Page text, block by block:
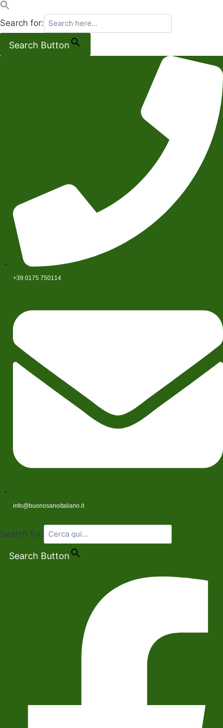
Search for:
Search Button
+39 0175 750114
info@buonosanoitaliano.it
Search for:
Search Button